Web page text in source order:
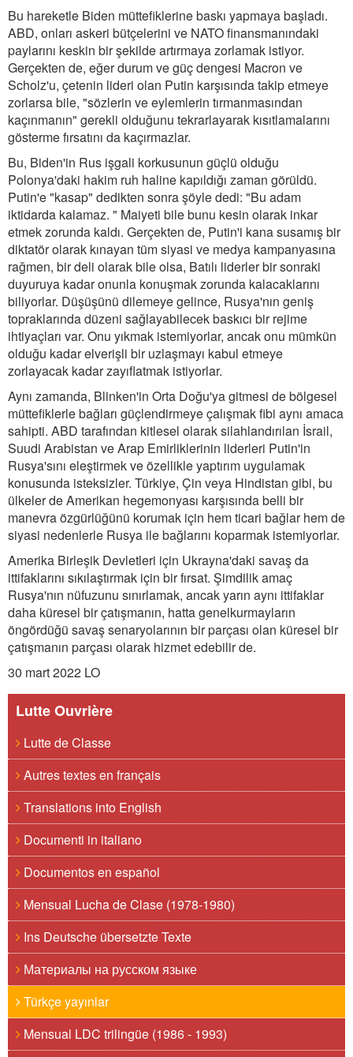
Bu hareketle Biden müttefiklerine baskı yapmaya başladı.
ABD, onları askeri bütçelerini ve NATO finansmanındaki
paylarını keskin bir şekilde artırmaya zorlamak istiyor.
Gerçekten de, eğer durum ve güç dengesi Macron ve
Scholz'u, çetenin lideri olan Putin karşısında takip etmeye
zorlarsa bile, "sözlerin ve eylemlerin tırmanmasından
kaçınmanın" gerekli olduğunu tekrarlayarak kısıtlamalarını
gösterme fırsatını da kaçırmazlar.
Bu, Biden'in Rus işgali korkusunun güçlü olduğu
Polonya'daki hakim ruh haline kapıldığı zaman görüldü.
Putin'e "kasap" dedikten sonra şöyle dedi: "Bu adam
iktidarda kalamaz. " Maiyeti bile bunu kesin olarak inkar
etmek zorunda kaldı. Gerçekten de, Putin'i kana susamış bir
diktatör olarak kınayan tüm siyasi ve medya kampanyasına
rağmen, bir deli olarak bile olsa, Batılı liderler bir sonraki
duyuruya kadar onunla konuşmak zorunda kalacaklarını
biliyorlar. Düşüşünü dilemeye gelince, Rusya'nın geniş
topraklarında düzeni sağlayabilecek baskıcı bir rejime
ihtiyaçları var. Onu yıkmak istemiyorlar, ancak onu mümkün
olduğu kadar elverişli bir uzlaşmayı kabul etmeye
zorlayacak kadar zayıflatmak istiyorlar.
Aynı zamanda, Blinken'in Orta Doğu'ya gitmesi de bölgesel
müttefiklerle bağları güçlendirmeye çalışmak fibi aynı amaca
sahipti. ABD tarafından kitlesel olarak silahlandırılan İsrail,
Suudi Arabistan ve Arap Emirliklerinin liderleri Putin'in
Rusya'sını eleştirmek ve özellikle yaptırım uygulamak
konusunda isteksizler. Türkiye, Çin veya Hindistan gibi, bu
ülkeler de Amerikan hegemonyası karşısında belli bir
manevra özgürlüğünü korumak için hem ticari bağlar hem de
siyasi nedenlerle Rusya ile bağlarını koparmak istemiyorlar.
Amerika Birleşik Devletleri için Ukrayna'daki savaş da
ittifaklarını sıkılaştırmak için bir fırsat. Şimdilik amaç
Rusya'nın nüfuzunu sınırlamak, ancak yarın aynı ittifaklar
daha küresel bir çatışmanın, hatta genelkurmayların
öngördüğü savaş senaryolarının bir parçası olan küresel bir
çatışmanın parçası olarak hizmet edebilir de.
30 mart 2022 LO
Lutte Ouvrière
Lutte de Classe
Autres textes en français
Translations into English
Documenti in italiano
Documentos en español
Mensual Lucha de Clase (1978-1980)
Ins Deutsche übersetzte Texte
Материалы на русском языке
Türkçe yayınlar
Mensual LDC trilingüe (1986 - 1993)